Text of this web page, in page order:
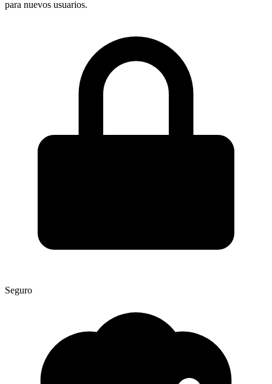
para nuevos usuarios.
Seguro